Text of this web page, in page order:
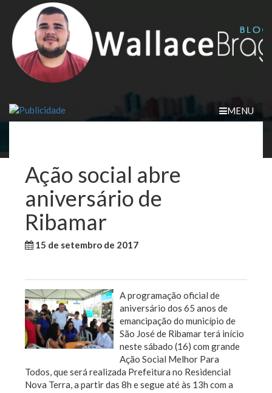
content
MENU
Ação social abre
aniversário de
Ribamar
15 de setembro de 2017
A programação oficial de
aniversário dos 65 anos de
emancipação do município de
São José de Ribamar terá início
neste sábado (16) com grande
Ação Social Melhor Para
Todos, que será realizada Prefeitura no Residencial
Nova Terra, a partir das 8h e segue até às 13h com a